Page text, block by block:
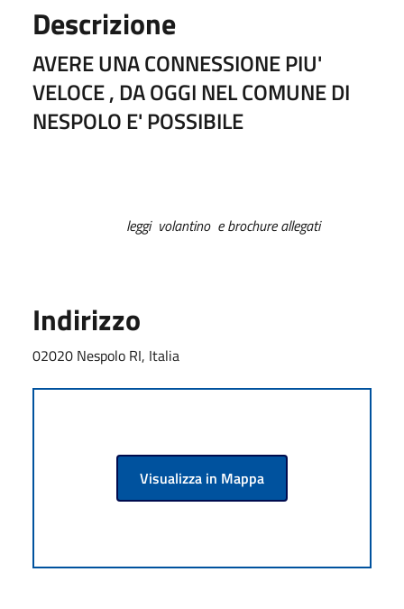
Descrizione
AVERE UNA CONNESSIONE PIU'
VELOCE , DA OGGI NEL COMUNE DI
NESPOLO E' POSSIBILE
leggi volantino e brochure allegati
Indirizzo
02020 Nespolo RI, Italia
Visualizza in Mappa